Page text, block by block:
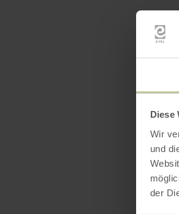
Diese
Wir
und
der